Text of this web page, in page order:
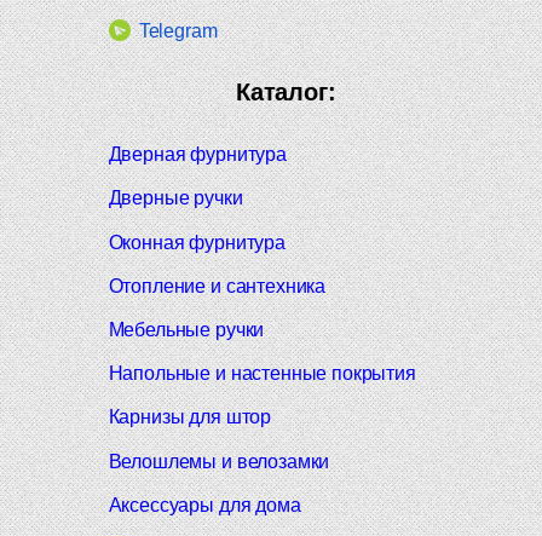
Telegram
Каталог:
Дверная фурнитура
Дверные ручки
Оконная фурнитура
Отопление и сантехника
Мебельные ручки
Напольные и настенные покрытия
Карнизы для штор
Велошлемы и велозамки
Аксессуары для дома